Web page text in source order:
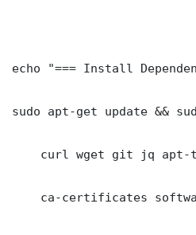
echo "=== Install
sudo apt-get update &&
curl wget git jq apt-
ca-certificates